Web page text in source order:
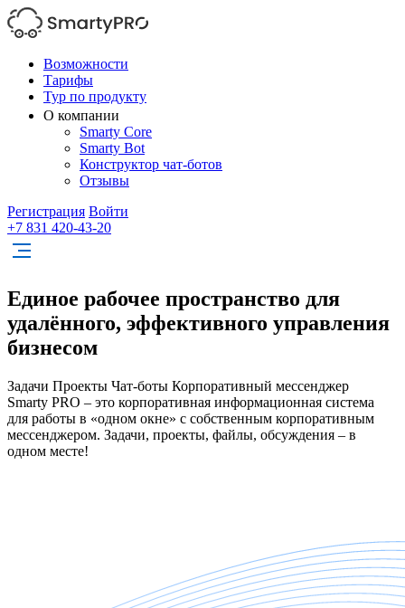
Возможности
Тарифы
Тур по продукту
О компании
Smarty Core
Smarty Bot
Конструктор чат-ботов
Отзывы
Регистрация Войти
+7 831 420-43-20
Единое рабочее пространство для
удалённого, эффективного управления
бизнесом
Задачи Проекты Чат-боты Корпоративный мессенджер
Smarty PRO – это корпоративная информационная система
для работы в «одном окне» с собственным корпоративным
мессенджером. Задачи, проекты, файлы, обсуждения – в
одном месте!